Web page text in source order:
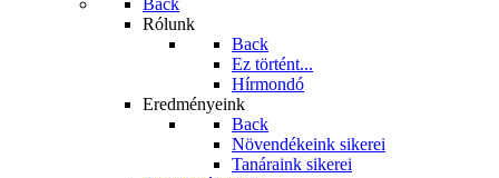
Back
Rólunk
Back
Ez történt...
Hírmondó
Eredményeink
Back
Növendékeink sikerei
Tanáraink sikerei